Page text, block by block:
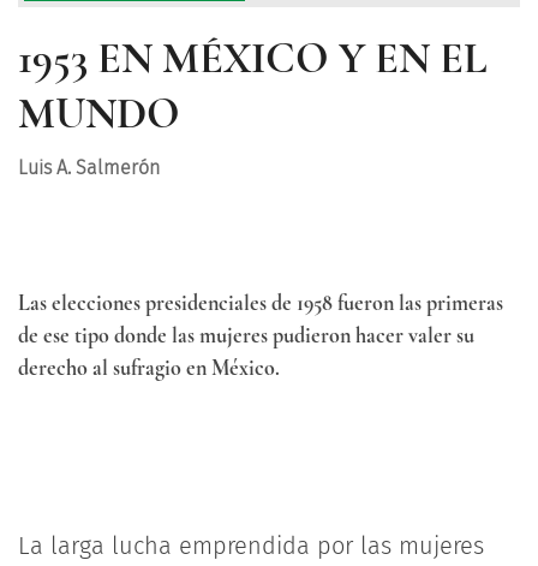
1953 EN MÉXICO Y EN EL
MUNDO
Luis A. Salmerón
Las elecciones presidenciales de 1958 fueron las primeras
de ese tipo donde las mujeres pudieron hacer valer su
derecho al sufragio en México.
La larga lucha emprendida por las mujeres